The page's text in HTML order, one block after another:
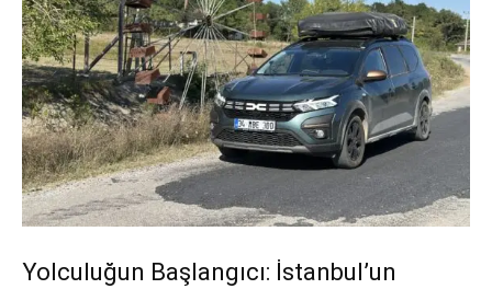
Yolculuğun Başlangıcı: İstanbul’un